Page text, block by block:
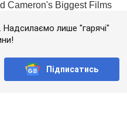
лише "гарячі"
Підписатись